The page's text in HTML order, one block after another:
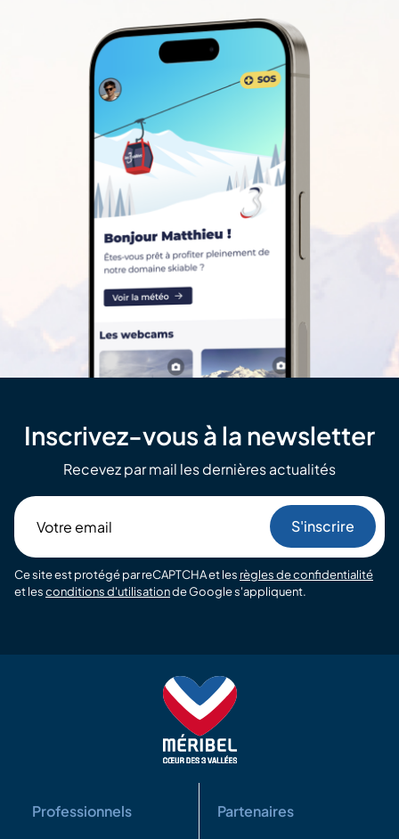
Inscrivez-vous à la newsletter
Recevez par mail les dernières actualités
email
Ce site est protégé par reCAPTCHA et les règles de confidentialité
et lesconditions d'utilisationde Google s'appliquent.
Professionnels Partenaires